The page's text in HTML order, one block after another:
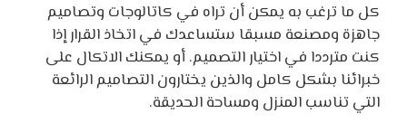
كل ما ترغب به يمكن أن تراه في كاتالوجات وتصاميم
جاهزة ومصنعة مسبقا ستساعدك في اتخاذ القرار إذا
كنت مترددا في اختيار التصميم. أو يمكنك الاتكال على
خبرائنا بشكل كامل والذين يختارون التصاميم الرائعة
التي تناسب المنزل ومساحة الحديقة.